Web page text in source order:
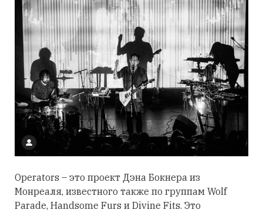
Operators – это проект Дэна Бокнера из
Монреаля, известного также по группам Wolf
Parade, Handsome Furs и Divine Fits. Это